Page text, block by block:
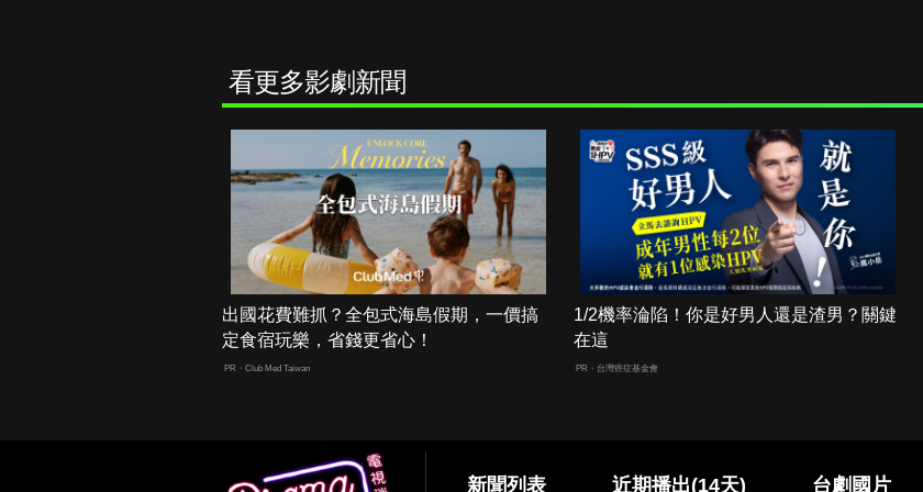
看更多影劇新聞
出國花費難抓？全包式海島假期，一價搞
定食宿玩樂，省錢更省心！
PR・Club Med Taiwan
1/2機率淪陷！你是好男人還是渣男？關鍵
在這
PR・台灣癌症基金會
新聞列表 近期播出(14天) 台劇國片